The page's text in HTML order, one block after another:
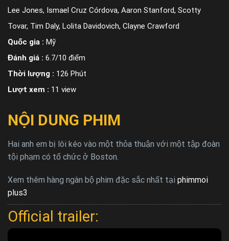
Lee Jones, Ismael Cruz Córdova, Aaron Stanford, Scotty
Tovar, Tim Daly, Lolita Davidovich, Clayne Crawford
Quốc gia : Mỹ
Đánh giá : 6.7/10 điểm
Thời lượng : 126 Phút
Lượt xem : 11 view
NỘI DUNG PHIM
Hai anh em bị lôi kéo vào một thỏa thuận với một tập đoàn
tội phạm có tổ chức ở Boston.
Xem thêm hàng ngàn bộ phim đặc sắc nhất tại phimmoi
plus3
Official trailer: